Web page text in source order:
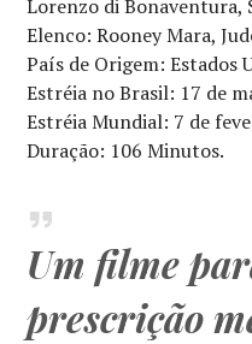
Lorenzo di Bonaventura,
Elenco: Rooney Mara,
País de Origem: Estados
Estréia no Brasil: 17 de
Estréia Mundial: 7 de
Duração: 106 Minutos.
Um filme
prescrição